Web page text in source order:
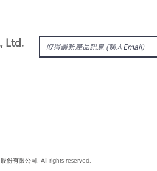
Ltd.
份有限公司. All rights reserved.